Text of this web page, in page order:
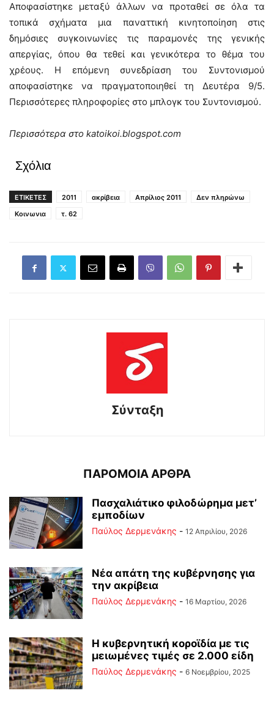
Αποφασίστηκε μεταξύ άλλων να προταθεί σε όλα τα
τοπικά σχήματα μια παναττική κινητοποίηση στις
δημόσιες συγκοινωνίες τις παραμονές της γενικής
απεργίας, όπου θα τεθεί και γενικότερα το θέμα του
χρέους. Η επόμενη συνεδρίαση του Συντονισμού
αποφασίστηκε να πραγματοποιηθεί τη Δευτέρα 9/5.
Περισσότερες πληροφορίες στο μπλογκ του Συντονισμού.
Περισσότερα στο katoikoi.blogspot.com
Σχόλια
ΕΤΙΚΕΤΕΣ 2011 ακρίβεια Απρίλιος 2011
Δεν πληρώνω
Κοινωνια
τ. 62
Σύνταξη
ΠΑΡΟΜΟΙΑ ΑΡΘΡΑ
Πασχαλιάτικο φιλοδώρημα μετ’
εμποδίων
Παύλος Δερμενάκης - 12 Απριλίου, 2026
Νέα απάτη της κυβέρνησης για
την ακρίβεια
Παύλος Δερμενάκης - 16 Μαρτίου, 2026
Η κυβερνητική κοροϊδία με τις
μειωμένες τιμές σε 2.000 είδη
Παύλος Δερμενάκης - 6 Νοεμβρίου, 2025